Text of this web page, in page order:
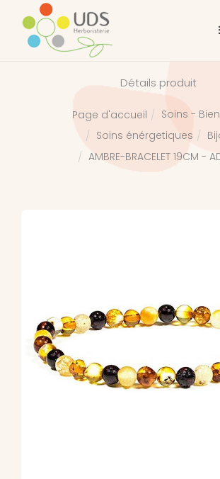
Détails produit
Page d'accueil
Soins -
Soins énérgetiques
AMBRE-BRACELET 19CM -